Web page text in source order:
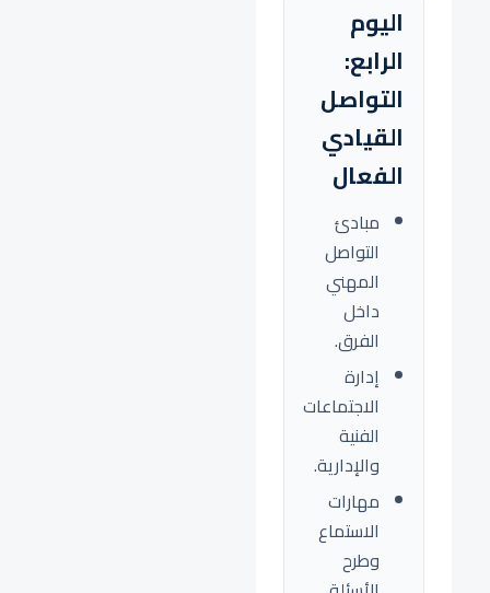
اليوم
الرابع:
التواصل
القيادي
الفعال
مبادئ
التواصل
المهني
داخل
الفرق.
إدارة
الاجتماعات
الفنية
والإدارية.
مهارات
الاستماع
وطرح